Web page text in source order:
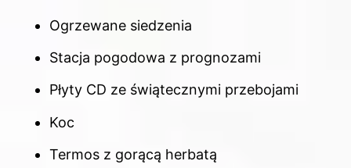
Ogrzewane siedzenia
Stacja pogodowa z prognozami
Płyty CD ze świątecznymi przebojami
Koc
Termos z gorącą herbatą